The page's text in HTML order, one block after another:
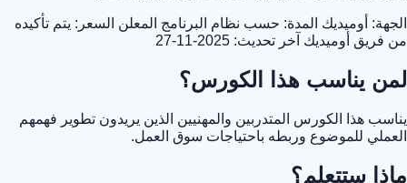
الجهة: أوميديك المدة: حسب نظام البرنامج المعلن السعر: يتم تأكيده
من فريق أوميديك آخر تحديث: 2025-11-27
لمن يناسب هذا الكورس؟
يناسب هذا الكورس المتدربين والمهنيين الذين يريدون تطوير فهمهم
العملي للموضوع وربطه باحتياجات سوق العمل.
ماذا ستتعلم؟